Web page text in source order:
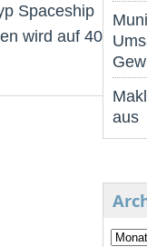
Spaceship
wird auf 40
aus